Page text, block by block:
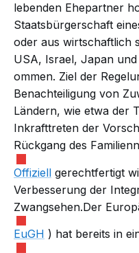
lebenden Ehepartner
Staatsbürgerschaft
oder aus wirtschaftlich
USA, Israel, Japan
ommen. Ziel der
Benachteiligung von
Ländern, wie etwa der
Inkrafttreten der
Rückgang des
Offiziell gerechtfertigt
Verbesserung der
Zwangsehen.Der
EuGH ) hat bereits in